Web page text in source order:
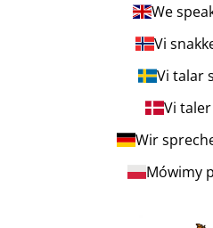
We
Vi
Vi talar
Vi
Wir
Mówimy